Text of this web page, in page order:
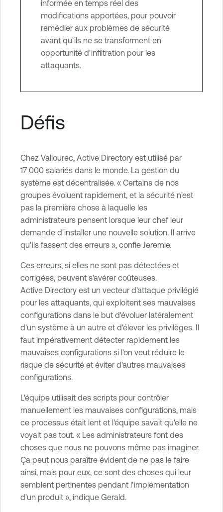
informée en temps réel des
modifications apportées, pour pouvoir
remédier aux problèmes de sécurité
avant qu'ils ne se transforment en
opportunité d'infiltration pour les
attaquants.
Défis
Chez Vallourec, Active Directory est utilisé par
17 000 salariés dans le monde. La gestion du
système est décentralisée. « Certains de nos
groupes évoluent rapidement, et la sécurité n'est
pas la première chose à laquelle les
administrateurs pensent lorsque leur chef leur
demande d'installer une nouvelle solution. Il arrive
qu'ils fassent des erreurs », confie Jeremie.
Ces erreurs, si elles ne sont pas détectées et
corrigées, peuvent s'avérer coûteuses.
Active Directory est un vecteur d'attaque privilégié
pour les attaquants, qui exploitent ses mauvaises
configurations dans le but d'évoluer latéralement
d'un système à un autre et d'élever les privilèges. Il
faut impérativement détecter rapidement les
mauvaises configurations si l'on veut réduire le
risque de sécurité et éviter d'autres mauvaises
configurations.
L'équipe utilisait des scripts pour contrôler
manuellement les mauvaises configurations, mais
ce processus était lent et l'équipe savait qu'elle ne
voyait pas tout. « Les administrateurs font des
choses que nous ne pouvons même pas imaginer.
Ça peut nous paraître évident de ne pas le faire
ainsi, mais pour eux, ce sont des choses qui leur
semblent pertinentes pendant l'implémentation
d'un produit », indique Gerald.